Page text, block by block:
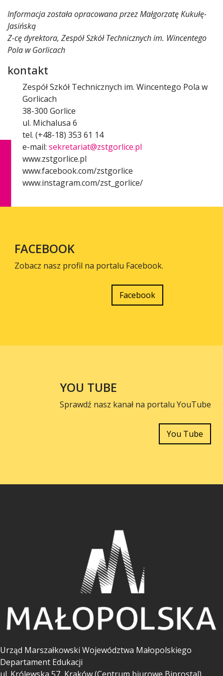
Informacja została opracowana przez Małgorzatę Kukułę-
Jasińską
Z-cę dyrektora, Zespół Szkół Technicznych im. Wincentego
Pola w Gorlicach
kontakt
Zespół Szkół Technicznych im. Wincentego Pola w
Gorlicach
38-300 Gorlice
ul. Michalusa 6
tel. (+48-18) 353 61 14
e-mail: sekretariat@zstgorlice.pl
www.zstgorlice.pl
www.facebook.com/zstgorlice
www.instagram.com/zst_gorlice/
FACEBOOK
Zobacz nasz profil na portalu Facebook.
Facebook
YOU TUBE
Sprawdź nasz kanał na portalu YouTube
You Tube
Urząd Marszałkowski Województwa Małopolskiego
Departament Edukacji